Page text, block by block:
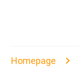
Homepage